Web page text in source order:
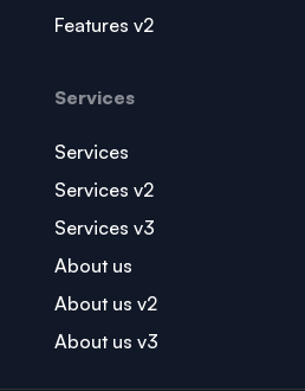
Features v2
Services
Services
Services v2
Services v3
About us
About us v2
About us v3